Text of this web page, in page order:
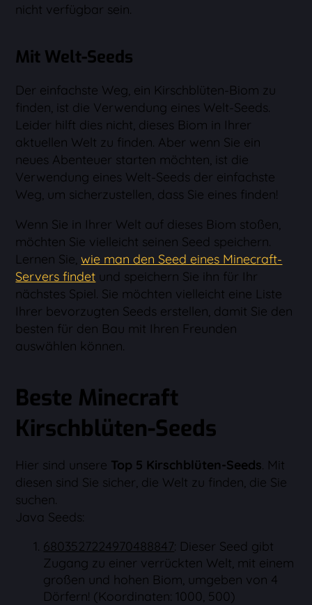
nicht verfügbar sein.
Mit Welt-Seeds
Der einfachste Weg, ein Kirschblüten-Biom zu
finden, ist die Verwendung eines Welt-Seeds.
Leider hilft dies nicht, dieses Biom in Ihrer
aktuellen Welt zu finden. Aber wenn Sie ein
neues Abenteuer starten möchten, ist die
Verwendung eines Welt-Seeds der einfachste
Weg, um sicherzustellen, dass Sie eines finden!
Wenn Sie in Ihrer Welt auf dieses Biom stoßen,
möchten Sie vielleicht seinen Seed speichern.
Lernen Sie,wie man den Seed eines Minecraft-
Servers findet und speichern Sie ihn für Ihr
nächstes Spiel. Sie möchten vielleicht eine Liste
Ihrer bevorzugten Seeds erstellen, damit Sie den
besten für den Bau mit Ihren Freunden
auswählen können.
Beste Minecraft
Kirschblüten-Seeds
Hier sind unsere Top 5 Kirschblüten-Seeds. Mit
diesen sind Sie sicher, die Welt zu finden, die Sie
suchen.
Java Seeds:
6803527224970488847: Dieser Seed gibt
Zugang zu einer verrückten Welt, mit einem
großen und hohen Biom, umgeben von 4
Dörfern! (Koordinaten: 1000, 500)